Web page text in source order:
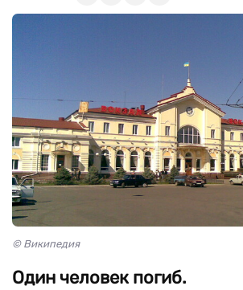
© Википедия
Один человек погиб.